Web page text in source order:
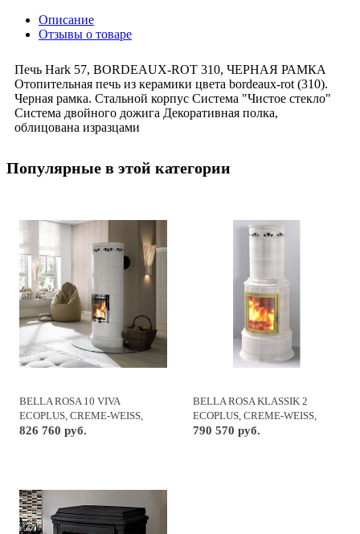
Описание
Отзывы о товаре
Печь Hark 57, BORDEAUX-ROT 310, ЧЕРНАЯ РАМКА
Отопительная печь из керамики цвета bordeaux-rot (310).
Черная рамка. Стальной корпус Система "Чистое стекло"
Система двойного дожига Декоративная полка,
облицована изразцами
Популярные в этой категории
BELLA ROSA 10 VIVA
ECOPLUS, CREME-WEISS,
РАМКА ХРОМ, ВЕРХ.ПОДКЛ.
826 760 руб.
BELLA ROSA KLASSIK 2
ECOPLUS, CREME-WEISS,
РАМКА ЗОЛОТО
790 570 руб.